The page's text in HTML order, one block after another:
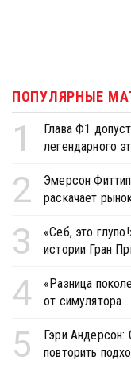
ПОПУЛЯРНЫЕ
1
Глава Ф1
легендарного
2
Эмерсон
раскачает
3
«Себ, это
истории Гран
4
«Разница
от симулятора
5
Гэри
повторить